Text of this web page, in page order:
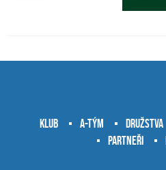
Klub A-tým Družstva
Partneři